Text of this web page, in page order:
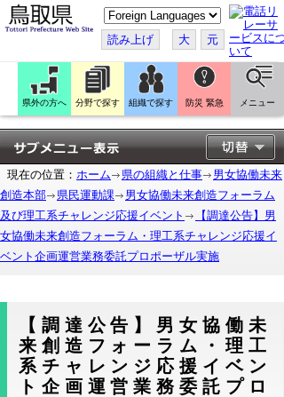
こ
の
ペ
ー
ジ
翻
訳
す
る
読み上げ 大 元
県外の方へ 分野で探す 組織で探す 防災 緊急 メニュー
現在の位置： ホーム 県の組織と仕事
男女協働未来
創造本部
県民運動課
男女協働未来創造フォーラム
及び理工系チャレンジ応援イベント
【調達公告】男
女協働未来創造フォーラム・理工系チャレンジ応援イ
ベント企画運営業務委託プロポーザル実施
【調達公告】男女協働未
来創造フォーラム・理工
系チャレンジ応援イベン
ト企画運営業務委託プロ